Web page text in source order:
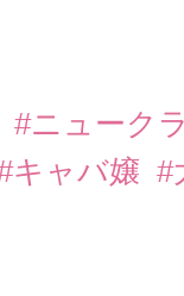
#ニューク
キャバ嬢 #